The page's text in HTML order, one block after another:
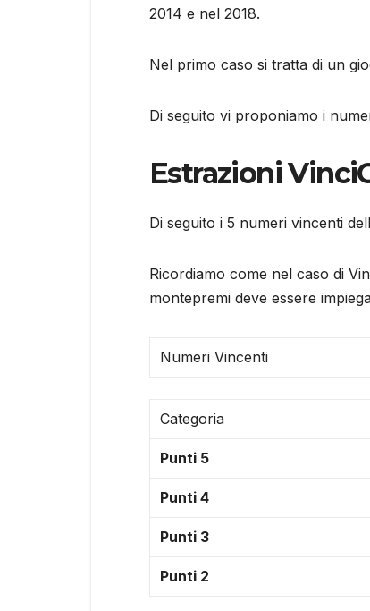
2014 e nel 2018.
Nel primo caso si tratta di un
Di seguito vi proponiamo i
Estrazioni
Di seguito i 5 numeri vincenti
Ricordiamo come nel caso di
montepremi deve essere
Numeri Vincenti
Categoria
Punti 5
Punti 4
Punti 3
Punti 2